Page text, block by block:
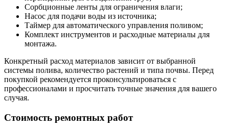
Сорбционные ленты для ограничения влаги;
Насос для подачи воды из источника;
Таймер для автоматического управления поливом;
Комплект инструментов и расходные материалы для
монтажа.
Конкретный расход материалов зависит от выбранной
системы полива, количество растений и типа почвы. Перед
покупкой рекомендуется проконсультироваться с
профессионалами и просчитать точные значения для вашего
случая.
Стоимость ремонтных работ